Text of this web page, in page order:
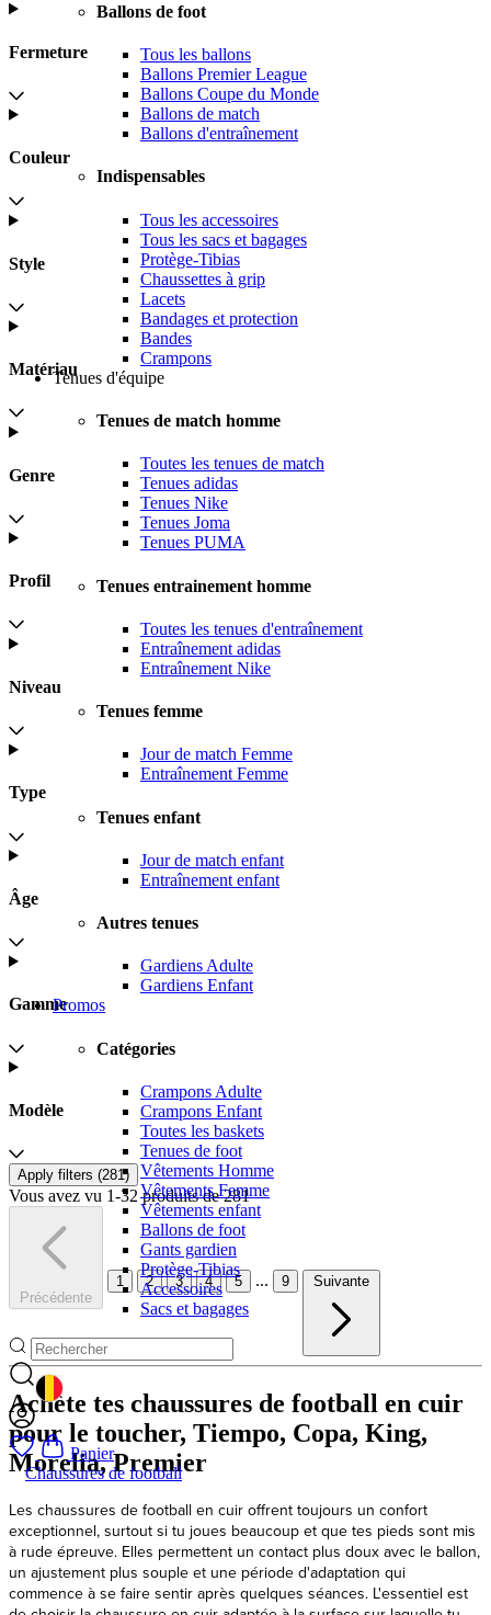
Ballons de foot
Tous les ballons
Ballons Premier League
Ballons Coupe du Monde
Ballons de match
Ballons d'entraînement
Indispensables
Tous les accessoires
Tous les sacs et bagages
Protège-Tibias
Chaussettes à grip
Lacets
Bandages et protection
Bandes
Crampons
Tenues d'équipe
Tenues de match homme
Toutes les tenues de match
Tenues adidas
Tenues Nike
Tenues Joma
Tenues PUMA
Tenues entrainement homme
Toutes les tenues d'entraînement
Entraînement adidas
Entraînement Nike
Tenues femme
Jour de match Femme
Entraînement Femme
Tenues enfant
Jour de match enfant
Entraînement enfant
Autres tenues
Gardiens Adulte
Gardiens Enfant
Promos
Catégories
Crampons Adulte
Crampons Enfant
Toutes les baskets
Tenues de foot
Vêtements Homme
Vêtements Femme
Vêtements enfant
Ballons de foot
Gants gardien
Protège-Tibias
Accessoires
Sacs et bagages
GEOLOCATION BUTTON: BELGIQUE
Panier
Chaussures de football
Fermeture
Couleur
Style
Matériau
Genre
Profil
Niveau
Type
Âge
Gamme
Modèle
Apply filters (281)
Vous avez vu 1-32 produits de 281
Précédente
1 2 3 4 5 ... 9 Suivante
Achète tes chaussures de football en cuir
pour le toucher, Tiempo, Copa, King,
Morelia, Premier